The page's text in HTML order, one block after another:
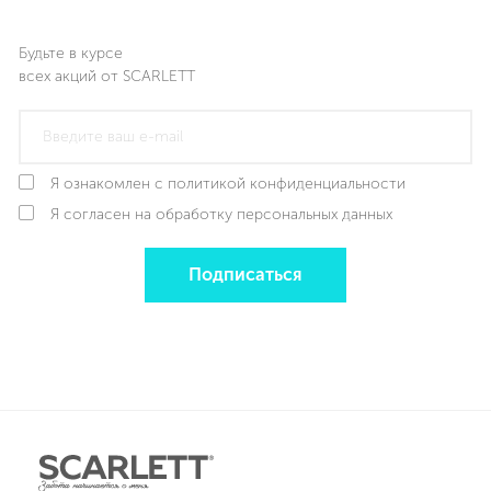
Будьте в курсе
всех акций от SCARLETT
Я ознакомлен с политикой конфиденциальности
Я согласен на обработку персональных данных
Подписаться